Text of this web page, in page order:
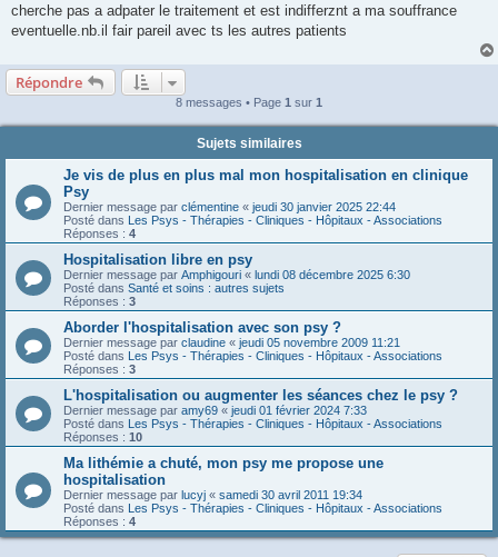
cherche pas a adpater le traitement et est indifferznt a ma souffrance
eventuelle.nb.il fair pareil avec ts les autres patients
Répondre
8 messages • Page 1 sur 1
Sujets similaires
Je vis de plus en plus mal mon hospitalisation en clinique
Psy
Dernier message par clémentine « jeudi 30 janvier 2025 22:44
Posté dans Les Psys - Thérapies - Cliniques - Hôpitaux - Associations
Réponses : 4
Hospitalisation libre en psy
Dernier message par Amphigouri « lundi 08 décembre 2025 6:30
Posté dans Santé et soins : autres sujets
Réponses : 3
Aborder l'hospitalisation avec son psy ?
Dernier message par claudine « jeudi 05 novembre 2009 11:21
Posté dans Les Psys - Thérapies - Cliniques - Hôpitaux - Associations
Réponses : 3
L'hospitalisation ou augmenter les séances chez le psy ?
Dernier message par amy69 « jeudi 01 février 2024 7:33
Posté dans Les Psys - Thérapies - Cliniques - Hôpitaux - Associations
Réponses : 10
Ma lithémie a chuté, mon psy me propose une
hospitalisation
Dernier message par lucyj « samedi 30 avril 2011 19:34
Posté dans Les Psys - Thérapies - Cliniques - Hôpitaux - Associations
Réponses : 4